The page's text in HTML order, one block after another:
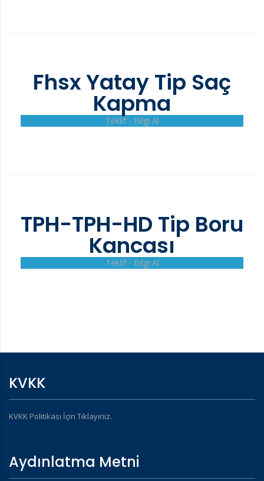
Fhsx Yatay Tip Saç
Kapma
Teklif - Bilgi Al
TPH-TPH-HD Tip Boru
Kancası
Teklif - Bilgi Al
KVKK
KVKK Politikası İçin Tıklayınız.
Aydınlatma Metni